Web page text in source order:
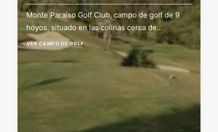
Monte Paraíso Golf Club, campo de golf de 9
hoyos, situado en las colinas cerca de…
VER CAMPO DE GOLF